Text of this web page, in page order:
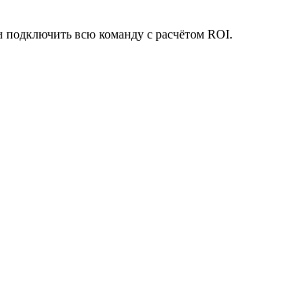
подключить всю команду с расчётом ROI.